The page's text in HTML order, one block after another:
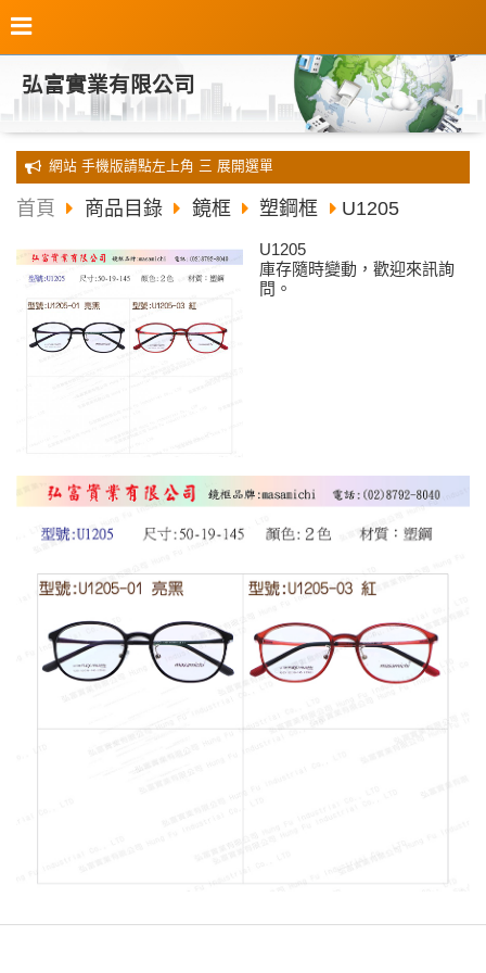
弘富實業有限公司
全新 網站 手機版請點左上角 三 展開選單
首頁 商品目錄 鏡框 塑鋼框 U1205
U1205
庫存隨時變動，歡迎來訊詢
問。